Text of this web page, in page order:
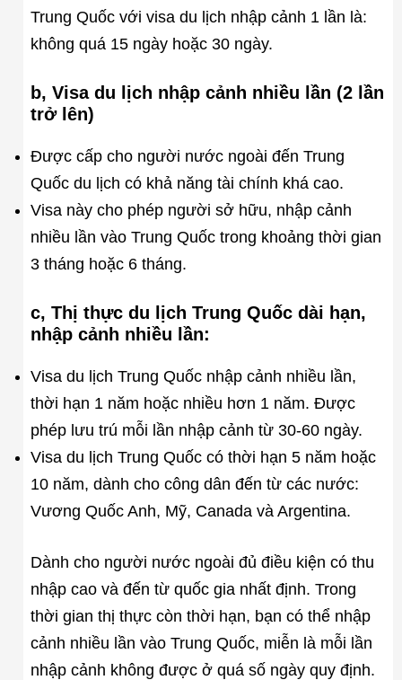
Trung Quốc với visa du lịch nhập cảnh 1 lần là:
không quá 15 ngày hoặc 30 ngày.
b, Visa du lịch nhập cảnh nhiều lần (2 lần
trở lên)
Được cấp cho người nước ngoài đến Trung
Quốc du lịch có khả năng tài chính khá cao.
Visa này cho phép người sở hữu, nhập cảnh
nhiều lần vào Trung Quốc trong khoảng thời gian
3 tháng hoặc 6 tháng.
c, Thị thực du lịch Trung Quốc dài hạn,
nhập cảnh nhiều lần:
Visa du lịch Trung Quốc nhập cảnh nhiều lần,
thời hạn 1 năm hoặc nhiều hơn 1 năm. Được
phép lưu trú mỗi lần nhập cảnh từ 30-60 ngày.
Visa du lịch Trung Quốc có thời hạn 5 năm hoặc
10 năm, dành cho công dân đến từ các nước:
Vương Quốc Anh, Mỹ, Canada và Argentina.
Dành cho người nước ngoài đủ điều kiện có thu
nhập cao và đến từ quốc gia nhất định. Trong
thời gian thị thực còn thời hạn, bạn có thể nhập
cảnh nhiều lần vào Trung Quốc, miễn là mỗi lần
nhập cảnh không được ở quá số ngày quy định.